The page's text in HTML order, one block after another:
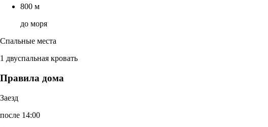
800 м
до моря
Спальные места
1 двуспальная кровать
Правила дома
Заезд
после 14:00